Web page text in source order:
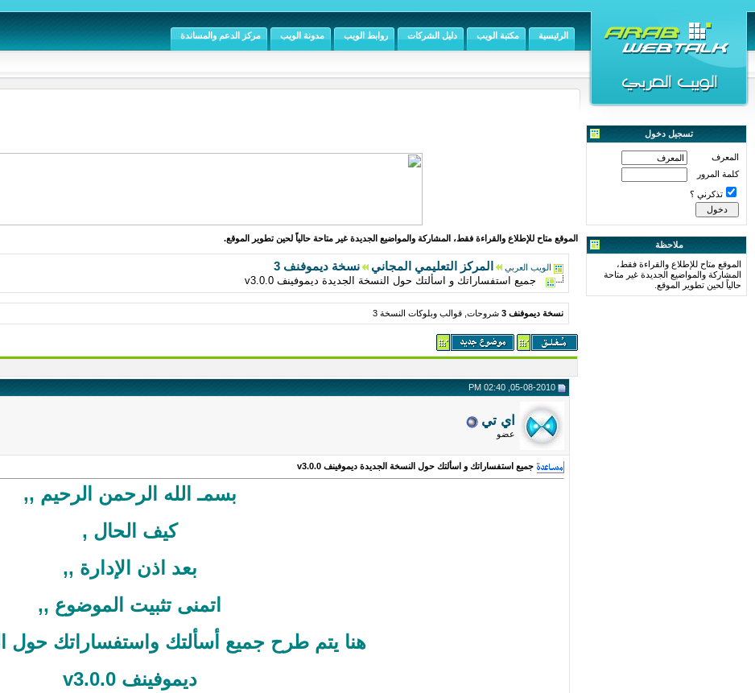
الرئيسية مكتبة الويب دليل الشركات روابط الويب مدونة الويب مركز الدعم والمساندة
تسجيل دخول
المعرف
كلمة المرور
تذكرني ؟
ملاحظة
الموقع متاح للإطلاع والقراءة فقط،
المشاركة والمواضيع الجديدة غير متاحة
حالياً لحين تطوير الموقع.
الموقع متاح للإطلاع والقراءة فقط، المشاركة والمواضيع الجديدة غير متاحة حالياً لحين تطوير الموقع.
الويب العربي المركز التعليمي المجاني نسخة ديموفنف 3
جميع استفساراتك و اسألتك حول النسخة الجديدة ديموفينف v3.0.0
نسخة ديموفنف 3 شروحات, قوالب وبلوكات النسخة 3
اي تي
عضو
جميع استفساراتك و اسألتك حول النسخة الجديدة ديموفينف v3.0.0
بسمـ الله الرحمن الرحيم ,,
كيف الحال ,
بعد اذن الإدارة ,,
اتمنى تثبيت الموضوع ,,
هنا يتم طرح جميع أسألتك واستفساراتك حول
ديموفينف v3.0.0